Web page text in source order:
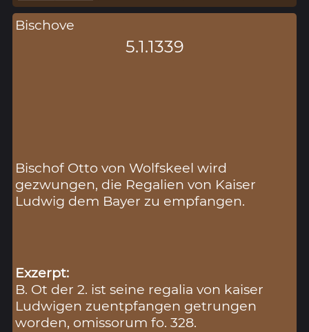
Bischove
5.1.1339
Bischof Otto von Wolfskeel wird
gezwungen, die Regalien von Kaiser
Ludwig dem Bayer zu empfangen.
Exzerpt:
B. Ot der 2. ist seine regalia von kaiser
Ludwigen zuentpfangen getrungen
worden, omissorum fo. 328.